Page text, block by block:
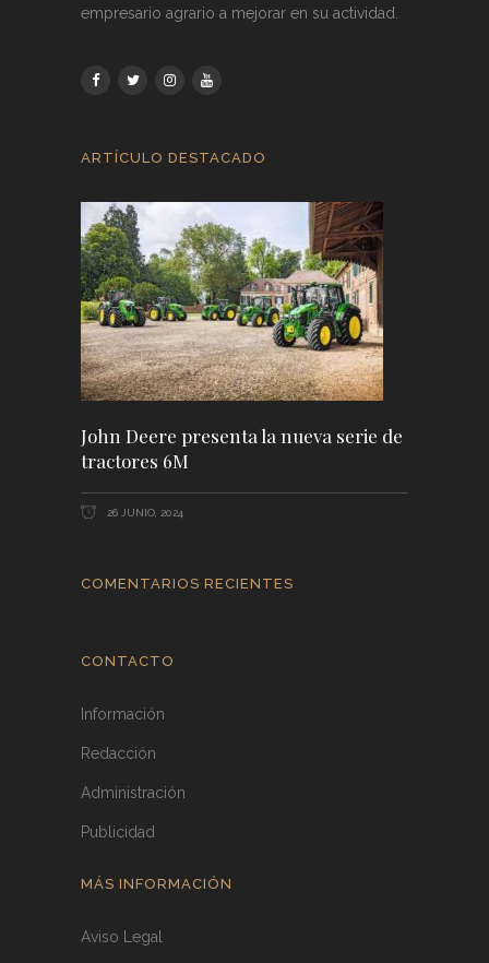
empresario agrario a mejorar en su actividad.
ARTÍCULO DESTACADO
John Deere presenta la nueva serie de
tractores 6M
26 JUNIO, 2024
COMENTARIOS RECIENTES
CONTACTO
Información
Redacción
Administración
Publicidad
MÁS INFORMACIÓN
Aviso Legal